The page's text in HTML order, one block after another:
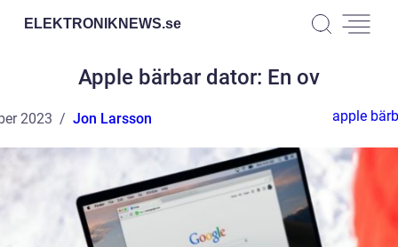
ELEKTRONIKNEWS.se
Apple bärbar dator: En ov
2023 Jon Larsson apple